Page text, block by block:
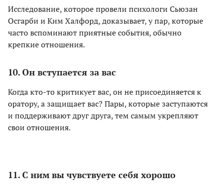
Исследование, которое провели психологи Сьюзан
Осгарби и Ким Халфорд, доказывает, у пар, которые
часто вспоминают приятные события, обычно
крепкие отношения.
10. Он вступается за вас
Когда кто-то критикует вас, он не присоединяется к
оратору, а защищает вас? Пары, которые заступаются
и поддерживают друг друга, тем самым укрепляют
свои отношения.
11. С ним вы чувствуете себя хорошо